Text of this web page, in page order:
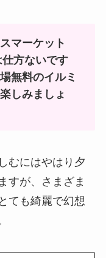
マーケット
方ないです
無料のイルミ
しみましょ
むにはやはり夕
すが、さまざま
ても綺麗で幻想